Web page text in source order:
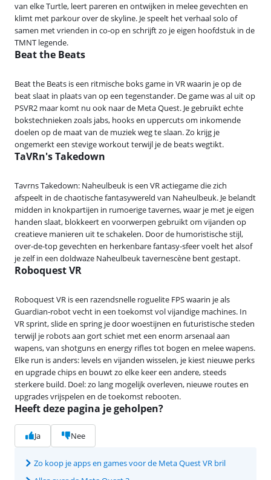
van elke Turtle, leert pareren en ontwijken in melee gevechten en
klimt met parkour over de skyline. Je speelt het verhaal solo of
samen met vrienden in co‑op en schrijft zo je eigen hoofdstuk in de
TMNT legende.
Beat the Beats
Beat the Beats is een ritmische boks game in VR waarin je op de
beat slaat in plaats van op een tegenstander. De game was al uit op
PSVR2 maar komt nu ook naar de Meta Quest. Je gebruikt echte
bokstechnieken zoals jabs, hooks en uppercuts om inkomende
doelen op de maat van de muziek weg te slaan. Zo krijg je
ongemerkt een stevige workout terwijl je de beats wegtikt.
TaVRn's Takedown
Tavrns Takedown: Naheulbeuk is een VR actiegame die zich
afspeelt in de chaotische fantasywereld van Naheulbeuk. Je belandt
midden in knokpartijen in rumoerige tavernes, waar je met je eigen
handen slaat, blokkeert en voorwerpen gebruikt om vijanden op
creatieve manieren uit te schakelen. Door de humoristische stijl,
over‑de‑top gevechten en herkenbare fantasy‑sfeer voelt het alsof
je zelf in een doldwaze Naheulbeuk tavernescène bent gestapt.
Roboquest VR
Roboquest VR is een razendsnelle roguelite FPS waarin je als
Guardian‑robot vecht in een toekomst vol vijandige machines. In
VR sprint, slide en spring je door woestijnen en futuristische steden
terwijl je robots aan gort schiet met een enorm arsenaal aan
wapens, van shotguns en energy rifles tot bogen en melee wapens.
Elke run is anders: levels en vijanden wisselen, je kiest nieuwe perks
en upgrade chips en bouwt zo elke keer een andere, steeds
sterkere build. Doel: zo lang mogelijk overleven, nieuwe routes en
upgrades vrijspelen en de toekomst rebooten.
Heeft deze pagina je geholpen?
Ja Nee
Zo koop je apps en games voor de Meta Quest VR bril